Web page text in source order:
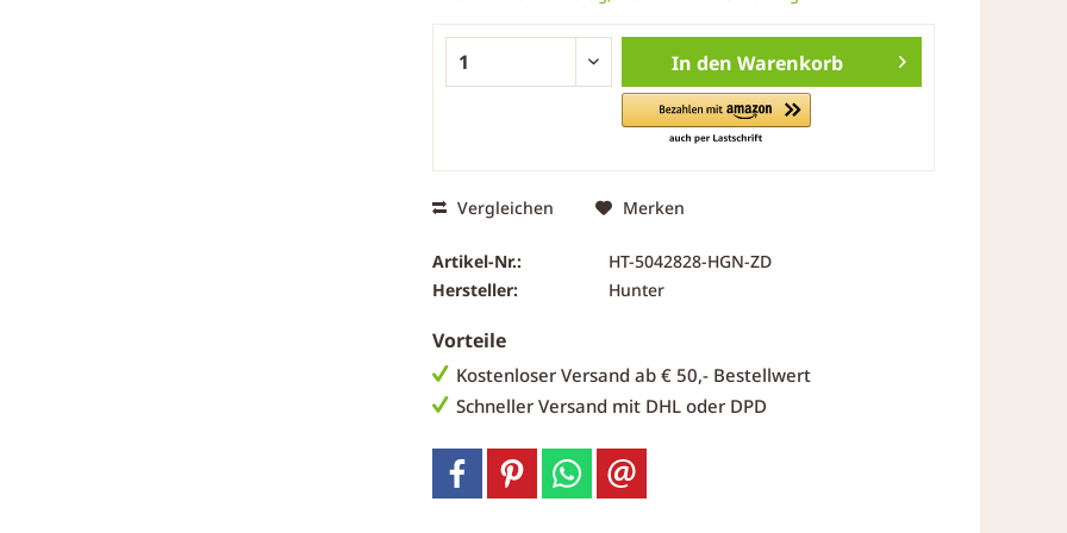
In den Warenkorb
Vergleichen Merken
Artikel-Nr.:
HT-5042828-HGN-ZD
Hersteller:
Hunter
Vorteile
Kostenloser Versand ab € 50,- Bestellwert
Schneller Versand mit DHL oder DPD